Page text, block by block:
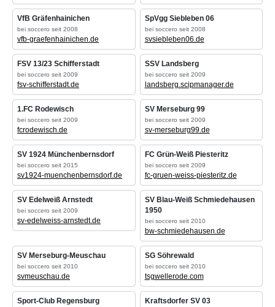
VfB Gräfenhainichen
bei soccero seit 2008
vfb-graefenhainichen.de
SpVgg Siebleben 06
bei soccero seit 2008
svsiebleben06.de
FSV 13/23 Schifferstadt
bei soccero seit 2009
fsv-schifferstadt.de
SSV Landsberg
bei soccero seit 2009
landsberg.scipmanager.de
1.FC Rodewisch
bei soccero seit 2009
fcrodewisch.de
SV Merseburg 99
bei soccero seit 2009
sv-merseburg99.de
SV 1924 Münchenbernsdorf
bei soccero seit 2015
sv1924-muenchenbernsdorf.de
FC Grün-Weiß Piesteritz
bei soccero seit 2009
fc-gruen-weiss-piesteritz.de
SV Edelweiß Arnstedt
bei soccero seit 2009
sv-edelweiss-arnstedt.de
SV Blau-Weiß Schmiedehausen
1950
bei soccero seit 2010
bw-schmiedehausen.de
SV Merseburg-Meuschau
bei soccero seit 2010
svmeuschau.de
SG Söhrewald
bei soccero seit 2010
tsgwellerode.com
Sport-Club Regensburg Kraftsdorfer SV 03